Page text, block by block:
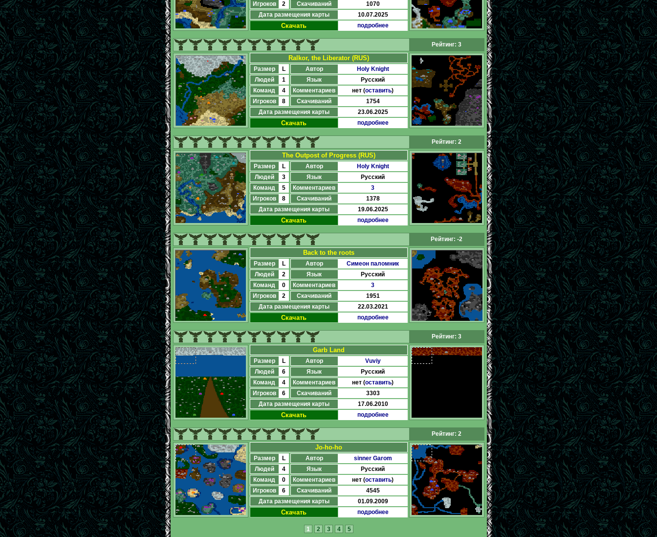
Игроков
2 Скачиваний
1070
Дата размещения карты
10.07.2025
Скачать подробнее
Рейтинг: 3
Ralkor, the Liberator (RUS)
Размер L Автор
Holy Knight
Людей
1 Язык
Русский
Команд
4 Комментариев нет (оставить)
Игроков
8 Скачиваний
1754
Дата размещения карты
23.06.2025
Скачать подробнее
Рейтинг: 2
The Outpost of Progress (RUS)
Размер L Автор
Holy Knight
Людей
3 Язык
Русский
Команд
5 Комментариев
3
Игроков
8 Скачиваний
1378
Дата размещения карты
19.06.2025
Скачать подробнее
Рейтинг: -2
Back to the roots
Размер L Автор
Симеон паломник
Людей
2 Язык
Русский
Команд
0 Комментариев
3
Игроков
2 Скачиваний
1951
Дата размещения карты
22.03.2021
Скачать подробнее
Рейтинг: 3
Garb Land
Размер L Автор
Vuviy
Людей
6 Язык
Русский
Команд
4 Комментариев нет (оставить)
Игроков
6 Скачиваний
3303
Дата размещения карты
17.06.2010
Скачать подробнее
Рейтинг: 2
Jo-ho-ho
Размер L Автор
sinner Garom
Людей
4 Язык
Русский
Команд
0 Комментариев нет (оставить)
Игроков
6 Скачиваний
4545
Дата размещения карты
01.09.2009
Скачать подробнее
1 2 3 4 5